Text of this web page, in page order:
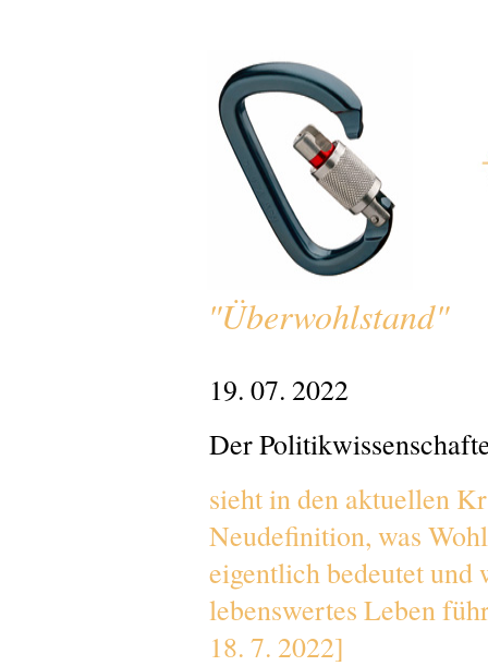
"Überwohlstand"
19. 07. 2022
Der
sieht in den aktuellen
Neudefinition, was
eigentlich bedeutet
lebenswertes Leben
18. 7. 2022]